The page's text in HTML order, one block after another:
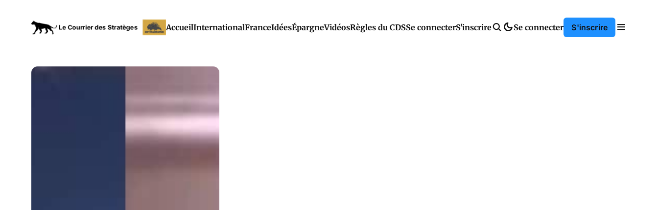
AccueilInternationalFranceIdéesÉpargneVidéosRègles du CDSSe connecterS'inscrire Se connecter S'inscrire